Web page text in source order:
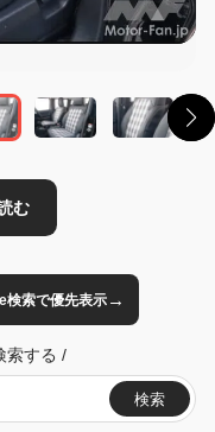
検索で優先表示→
索する /
検索